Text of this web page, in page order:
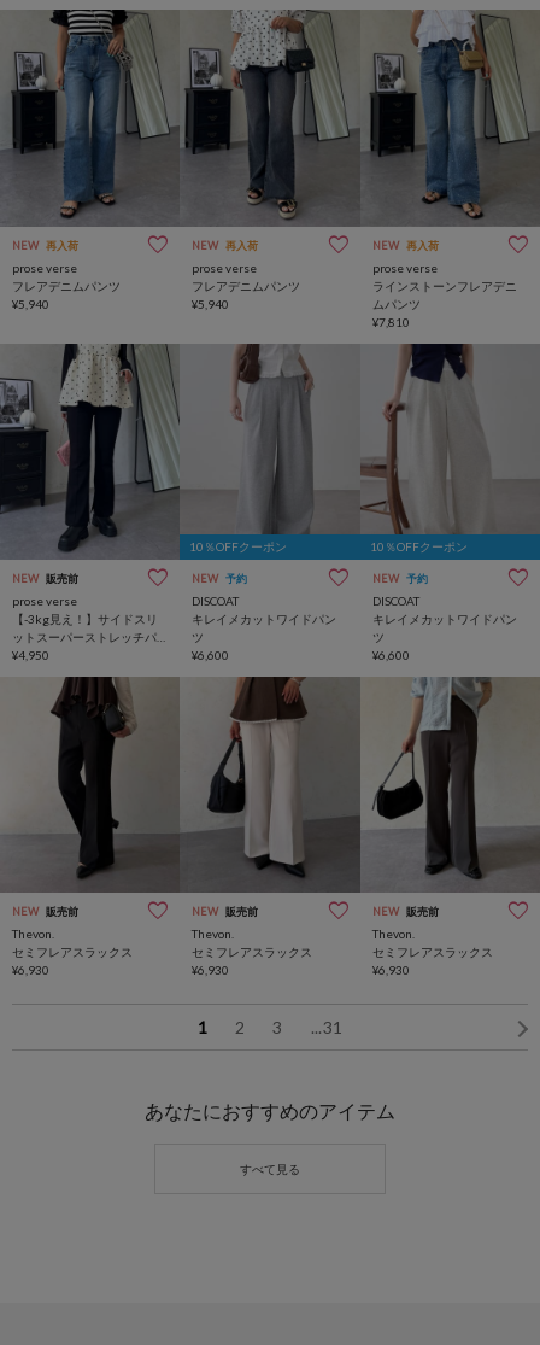
NEW 再入荷
prose verse
フレアデニムパンツ
¥5,940
NEW 再入荷
prose verse
フレアデニムパンツ
¥5,940
NEW 再入荷
prose verse
ラインストーンフレアデニ
ムパンツ
¥7,810
NEW 販売前
prose verse
【-3kg見え！】サイドスリ
ットスーパーストレッチパ
ンツ
¥4,950
10％OFFクーポン
NEW 予約
DISCOAT
キレイメカットワイドパン
ツ
¥6,600
10％OFFクーポン
NEW 予約
DISCOAT
キレイメカットワイドパン
ツ
¥6,600
NEW 販売前
Thevon.
セミフレアスラックス
¥6,930
NEW 販売前
Thevon.
セミフレアスラックス
¥6,930
NEW 販売前
Thevon.
セミフレアスラックス
¥6,930
1 2 3 ...31
あなたにおすすめのアイテム